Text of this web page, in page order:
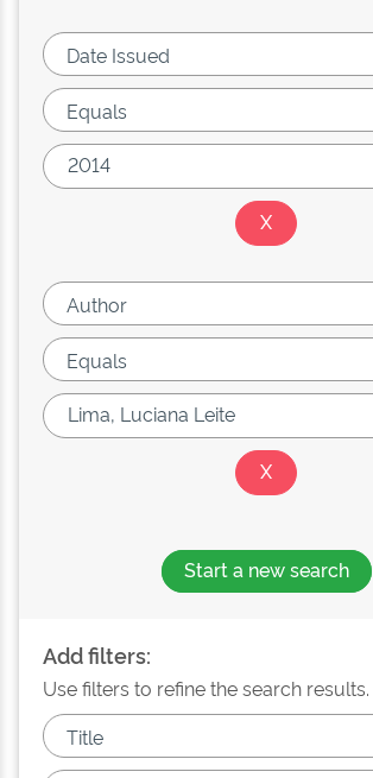
Start a new search
Add filters:
Use filters to refine the search results.